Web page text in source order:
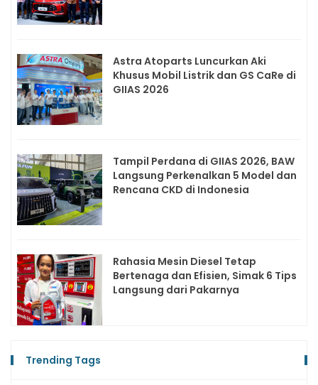
Astra Atoparts Luncurkan Aki
Khusus Mobil Listrik dan GS CaRe di
GIIAS 2026
Tampil Perdana di GIIAS 2026, BAW
Langsung Perkenalkan 5 Model dan
Rencana CKD di Indonesia
Rahasia Mesin Diesel Tetap
Bertenaga dan Efisien, Simak 6 Tips
Langsung dari Pakarnya
Trending Tags